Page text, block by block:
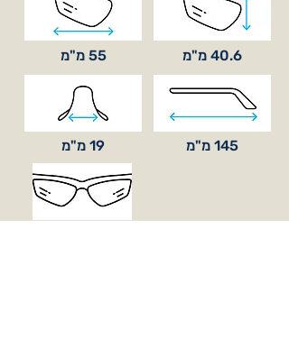
55 מ"מ 40.6 מ"מ
19 מ"מ 145 מ"מ